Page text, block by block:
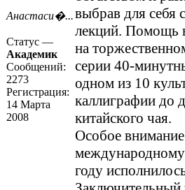
Анастаси�...
Статус —
Академик
Сообщений:
2273
Регистрация:
14 Марта
2008
выбрав для себя
лекций. Помощь
на
серии 40-
одном из 10
каллиграфии до
китайского чая.
Особое
международному
году